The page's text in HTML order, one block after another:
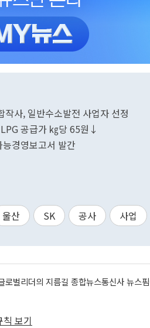
작사, 일반수소발전 사업자 선정
공급가 ㎏당 65원↓
경영보고서 발간
울산 SK 공사 사업
로벌리더의 지름길 종합뉴스통신사 뉴
보기